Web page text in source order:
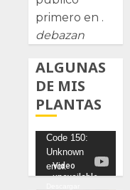
primero en .
debazan
ALGUNAS
DE MIS
PLANTAS
Reproductor
de
vídeo
Code 150:
Unknown
error.